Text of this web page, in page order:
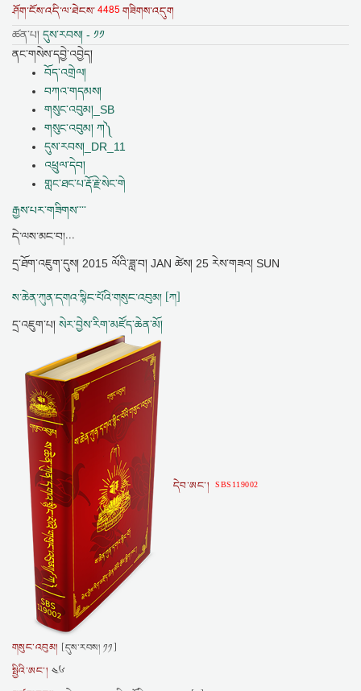
ཤོག་ངོས་འདི་ལ་ཐེངས་4485 གཟིགས་འདུག
ཚན་པ། དུས་རབས། - ༡༡
ནང་གསེས་དབྱེ་འབྱེད།
བོད་འགྲེལ།
བཀའ་གདམས།
གསུང་འབུམ།_SB
གསུང་འབུམ། ཀ༽
དུས་རབས།_DR_11
འཕྲུལ་དེབ།
གླང་ཐང་པ་རྡོ་རྗེ་སེང་གེ
རྒྱས་པར་གཟིགས་་་་
དེ་ལས་མང་བ།...
དྲ་ཐོག་འཇུག་དུས། 2015 ལོའི་ཟླ་བ། JAN ཚེས། 25 རེས་གཟའ། SUN
ས་ཆེན་ཀུན་དགའ་སྙིང་པོའི་གསུང་འབུམ། [ཀ]
དྲ་འཇུག་པ། སེར་བྱེས་རིག་མཛོད་ཆེན་མོ།
དེབ་ཨང་།SBS119002
གསུང་འབུམ། [དུས་རབས། ༡༡]
སྤྱིའི་ཨང་། ༤༦